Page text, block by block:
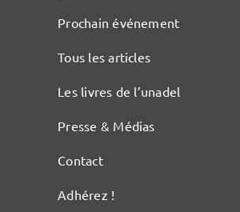
Prochain événement
Tous les articles
Les livres de l’unadel
Presse & Médias
Contact
Adhérez !